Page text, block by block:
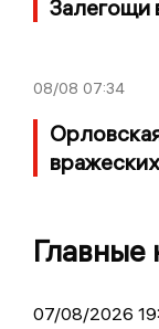
Залегощи
08/08 07:34
Главные
07/08/2026